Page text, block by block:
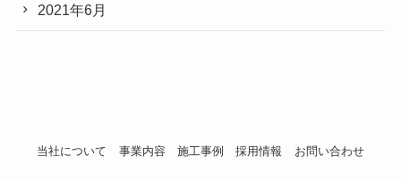
2021年6月
当社について 事業内容 施工事例 採用情報 お問い合わせ